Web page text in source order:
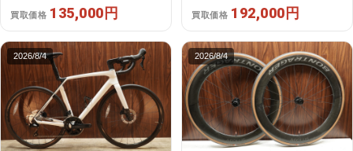
買取価格 135,000円 買取価格 192,000円
2026/8/4 2026/8/4